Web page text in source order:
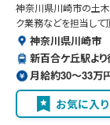
神奈川県川崎市の土木
ク業務などを担当して
神奈川県川崎市
新百合ケ丘駅よ
月給約30〜33万
お気に入り